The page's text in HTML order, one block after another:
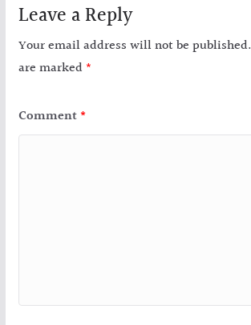
Leave a Reply
Your email address will not be published.
are marked *
Comment *